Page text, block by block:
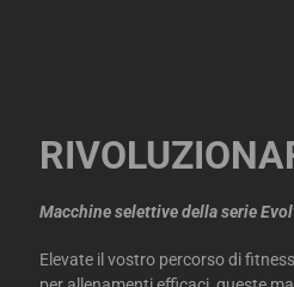
Macchine selettive della serie
Elevate il vostro percorso di